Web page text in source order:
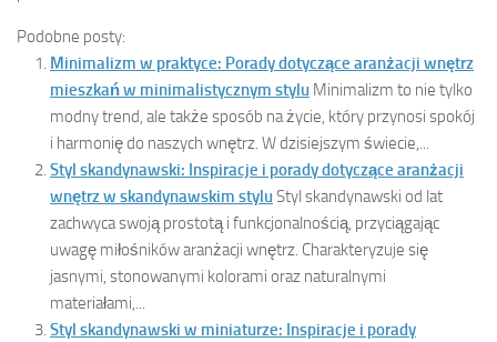
Podobne posty:
Minimalizm w praktyce: Porady dotyczące aranżacji wnętrz
mieszkań w minimalistycznym stylu Minimalizm to nie tylko
modny trend, ale także sposób na życie, który przynosi spokój
i harmonię do naszych wnętrz. W dzisiejszym świecie,...
Styl skandynawski: Inspiracje i porady dotyczące aranżacji
wnętrz w skandynawskim styluStyl skandynawski od lat
zachwyca swoją prostotą i funkcjonalnością, przyciągając
uwagę miłośników aranżacji wnętrz. Charakteryzuje się
jasnymi, stonowanymi kolorami oraz naturalnymi
materiałami,...
Styl skandynawski w miniaturze: Inspiracje i porady